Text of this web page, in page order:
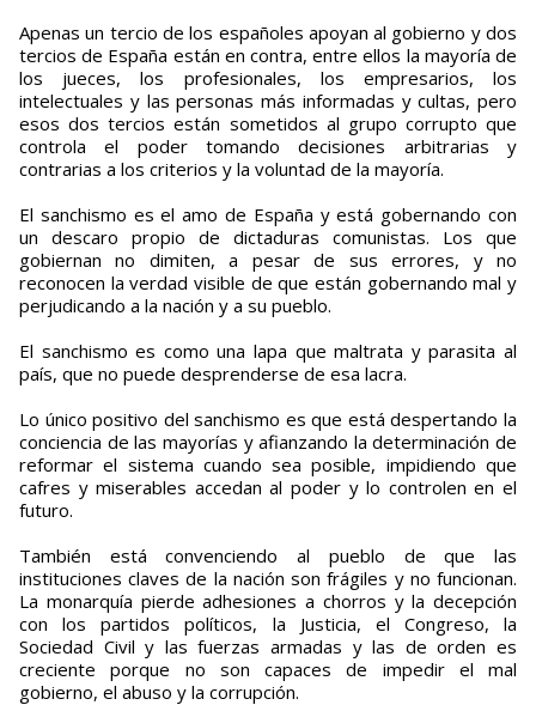
Apenas un tercio de los españoles apoyan al gobierno y dos
tercios de España están en contra, entre ellos la mayoría de
los jueces, los profesionales, los empresarios, los
intelectuales y las personas más informadas y cultas, pero
esos dos tercios están sometidos al grupo corrupto que
controla el poder tomando decisiones arbitrarias y
contrarias a los criterios y la voluntad de la mayoría.
El sanchismo es el amo de España y está gobernando con
un descaro propio de dictaduras comunistas. Los que
gobiernan no dimiten, a pesar de sus errores, y no
reconocen la verdad visible de que están gobernando mal y
perjudicando a la nación y a su pueblo.
El sanchismo es como una lapa que maltrata y parasita al
país, que no puede desprenderse de esa lacra.
Lo único positivo del sanchismo es que está despertando la
conciencia de las mayorías y afianzando la determinación de
reformar el sistema cuando sea posible, impidiendo que
cafres y miserables accedan al poder y lo controlen en el
futuro.
También está convenciendo al pueblo de que las
instituciones claves de la nación son frágiles y no funcionan.
La monarquía pierde adhesiones a chorros y la decepción
con los partidos políticos, la Justicia, el Congreso, la
Sociedad Civil y las fuerzas armadas y las de orden es
creciente porque no son capaces de impedir el mal
gobierno, el abuso y la corrupción.